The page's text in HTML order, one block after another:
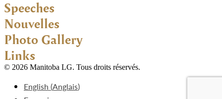
Speeches
Nouvelles
Photo Gallery
Links
© 2026 Manitoba LG. Tous droits réservés.
English (Anglais)